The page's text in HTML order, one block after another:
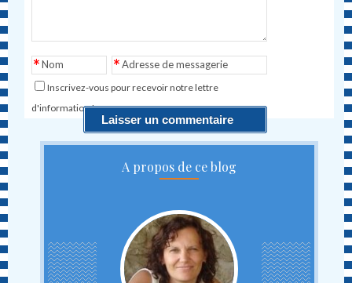
Nom
* Adresse de messagerie
*
Inscrivez-vous pour recevoir notre lettre
d'information !
A propos de ce blog